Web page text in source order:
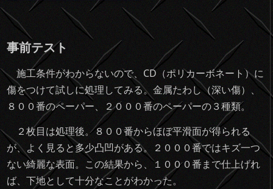
事前テスト
施工条件がわからないので、CD（ポリカーボネート）に
傷をつけて試しに処理してみる。金属たわし（深い傷）、
８００番のペーパー、２０００番のペーパーの３種類。
２枚目は処理後。８００番からほぼ平滑面が得られる
が、よく見ると多少凸凹がある。２０００番ではキズ一つ
ない綺麗な表面。この結果から、１０００番まで仕上げれ
ば、下地として十分なことがわかった。